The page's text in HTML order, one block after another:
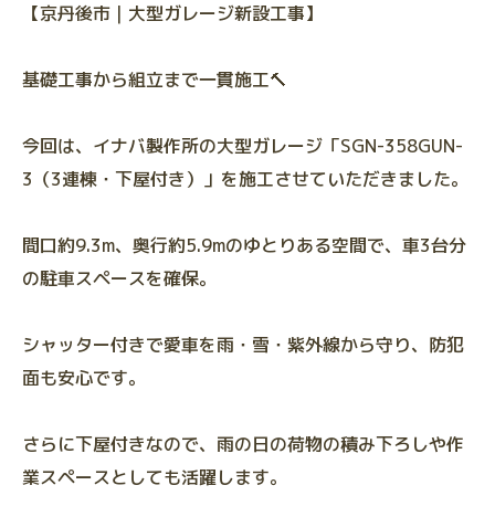
【京丹後市｜大型ガレージ新設工事】
基礎工事から組立まで一貫施工🔨
今回は、イナバ製作所の大型ガレージ「SGN-358GUN-
3（3連棟・下屋付き）」を施工させていただきました。
間口約9.3m、奥行約5.9mのゆとりある空間で、車3台分
の駐車スペースを確保。
シャッター付きで愛車を雨・雪・紫外線から守り、防犯
面も安心です。
さらに下屋付きなので、雨の日の荷物の積み下ろしや作
業スペースとしても活躍します。